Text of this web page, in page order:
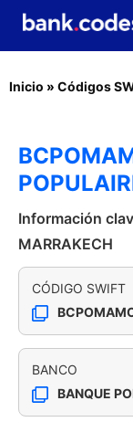
Inicio » Códigos
Información
MARRAKECH
CÓDIGO SWIFT
BANCO
BANQUE